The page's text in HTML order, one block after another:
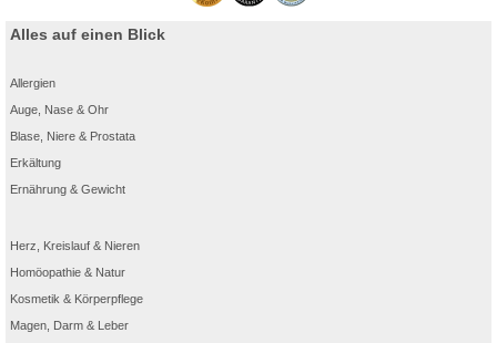
Alles auf einen Blick
Allergien
Auge, Nase & Ohr
Blase, Niere & Prostata
Erkältung
Ernährung & Gewicht
Herz, Kreislauf & Nieren
Homöopathie & Natur
Kosmetik & Körperpflege
Magen, Darm & Leber